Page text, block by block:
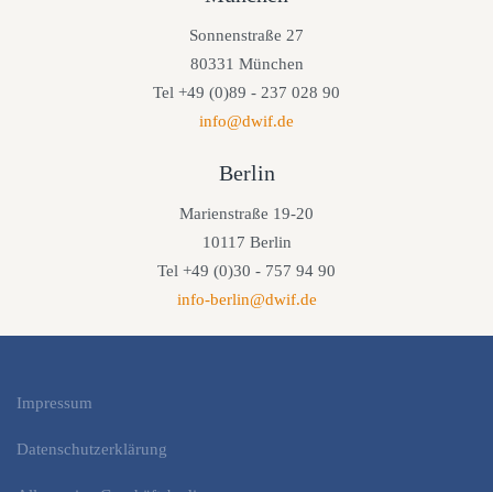
Sonnenstraße 27
80331 München
Tel +49 (0)89 - 237 028 90
info@dwif.de
Berlin
Marienstraße 19-20
10117 Berlin
Tel +49 (0)30 - 757 94 90
info-berlin@dwif.de
Impressum
Datenschutzerklärung